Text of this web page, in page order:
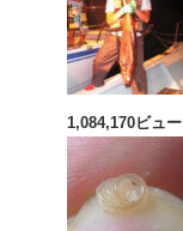
1,084,170ビュー